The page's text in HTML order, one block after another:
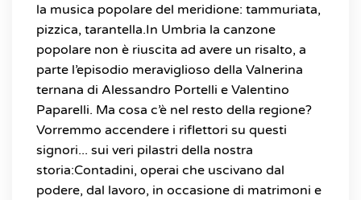
la musica popolare del meridione: tammuriata,
pizzica, tarantella.In Umbria la canzone
popolare non è riuscita ad avere un risalto, a
parte l’episodio meraviglioso della Valnerina
ternana di Alessandro Portelli e Valentino
Paparelli. Ma cosa c’è nel resto della regione?
Vorremmo accendere i riflettori su questi
signori... sui veri pilastri della nostra
storia:Contadini, operai che uscivano dal
podere, dal lavoro, in occasione di matrimoni e